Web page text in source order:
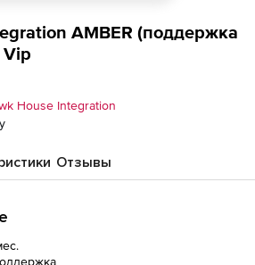
AMBER (поддержка
Vip
House Integration
Отзывы